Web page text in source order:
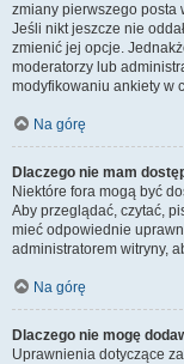
zmiany pierwszego posta
Jeśli nikt jeszcze nie
zmienić jej opcje.
moderatorzy lub
modyfikowaniu ankiety w
Na górę
Dlaczego nie mam
Niektóre fora mogą być
Aby przeglądać, czytać,
mieć odpowiednie
administratorem witryny,
Na górę
Dlaczego nie mogę
Uprawnienia dotyczące